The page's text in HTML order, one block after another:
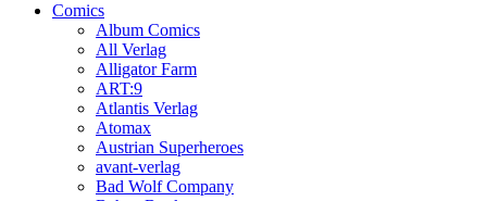
Comics
Album Comics
All Verlag
Alligator Farm
ART:9
Atlantis Verlag
Atomax
Austrian Superheroes
avant-verlag
Bad Wolf Company